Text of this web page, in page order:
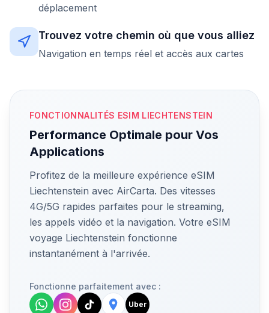
déplacement
Trouvez votre chemin où que vous alliez
Navigation en temps réel et accès aux cartes
FONCTIONNALITÉS ESIM LIECHTENSTEIN
Performance Optimale pour Vos
Applications
Profitez de la meilleure expérience eSIM
Liechtenstein avec AirCarta. Des vitesses
4G/5G rapides parfaites pour le streaming,
les appels vidéo et la navigation. Votre eSIM
voyage Liechtenstein fonctionne
instantanément à l'arrivée.
Fonctionne parfaitement avec :
Uber